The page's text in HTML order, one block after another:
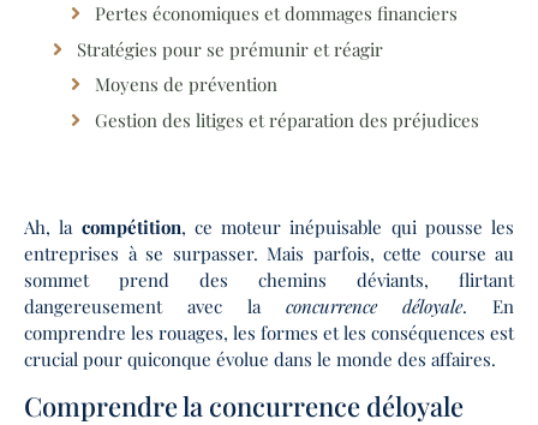
Pertes économiques et dommages financiers
Stratégies pour se prémunir et réagir
Moyens de prévention
Gestion des litiges et réparation des préjudices
Ah, la compétition, ce moteur inépuisable qui pousse les
entreprises à se surpasser. Mais parfois, cette course au
sommet prend des chemins déviants, flirtant
dangereusement avec la concurrence déloyale. En
comprendre les rouages, les formes et les conséquences est
crucial pour quiconque évolue dans le monde des affaires.
Comprendre la concurrence déloyale